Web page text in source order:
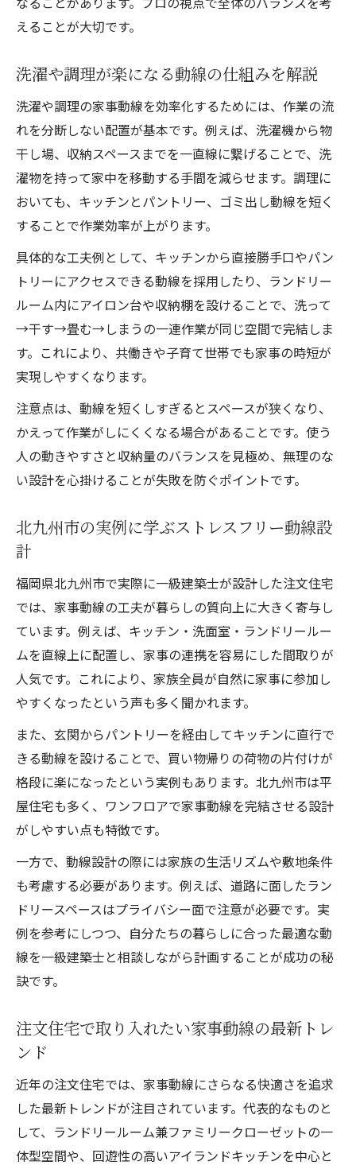
えることが大切です。
洗濯や調理が楽になる動線の仕組みを解説
洗濯や調理の家事動線を効率化するためには、作業の流
れを分断しない配置が基本です。例えば、洗濯機から物
干し場、収納スペースまでを一直線に繋げることで、洗
濯物を持って家中を移動する手間を減らせます。調理に
おいても、キッチンとパントリー、ゴミ出し動線を短く
することで作業効率が上がります。
具体的な工夫例として、キッチンから直接勝手口やパン
トリーにアクセスできる動線を採用したり、ランドリー
ルーム内にアイロン台や収納棚を設けることで、洗って
→干す→畳む→しまうの一連作業が同じ空間で完結しま
す。これにより、共働きや子育て世帯でも家事の時短が
実現しやすくなります。
注意点は、動線を短くしすぎるとスペースが狭くなり、
かえって作業がしにくくなる場合があることです。使う
人の動きやすさと収納量のバランスを見極め、無理のな
い設計を心掛けることが失敗を防ぐポイントです。
北九州市の実例に学ぶストレスフリー動線設
計
福岡県北九州市で実際に一級建築士が設計した注文住宅
では、家事動線の工夫が暮らしの質向上に大きく寄与し
ています。例えば、キッチン・洗面室・ランドリールー
ムを直線上に配置し、家事の連携を容易にした間取りが
人気です。これにより、家族全員が自然に家事に参加し
やすくなったという声も多く聞かれます。
また、玄関からパントリーを経由してキッチンに直行で
きる動線を設けることで、買い物帰りの荷物の片付けが
格段に楽になったという実例もあります。北九州市は平
屋住宅も多く、ワンフロアで家事動線を完結させる設計
がしやすい点も特徴です。
一方で、動線設計の際には家族の生活リズムや敷地条件
も考慮する必要があります。例えば、道路に面したラン
ドリースペースはプライバシー面で注意が必要です。実
例を参考にしつつ、自分たちの暮らしに合った最適な動
線を一級建築士と相談しながら計画することが成功の秘
訣です。
注文住宅で取り入れたい家事動線の最新トレ
ンド
近年の注文住宅では、家事動線にさらなる快適さを追求
した最新トレンドが注目されています。代表的なものと
して、ランドリールーム兼ファミリークローゼットの一
体型空間や、回遊性の高いアイランドキッチンを中心と